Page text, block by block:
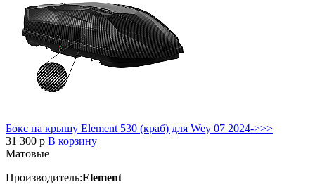
Бокс на крышу Element 530 (краб) для Wey 07 2024->>>
31 300 p В корзину
Матовые
Производитель:Element